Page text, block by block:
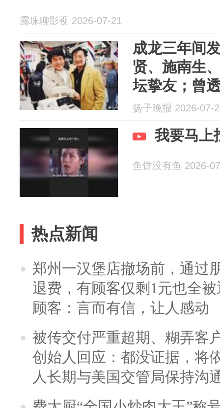
露珠聊影视 2026-07-21
成龙三年间
贤、施南生
坛挚友；曾
歌”，等自己
扬子晚报 2026-07-
我要马上
鱼饼没有鱼 2026-
热点新闻
郑州一汉堡店撤场前，通过
退费，有顾客仅剩1元也全
顾客：言而有信，让人感动
被传交付严重超期、糊弄客
创始人回应：都没证据，将
人长期与美国交管局保持沟